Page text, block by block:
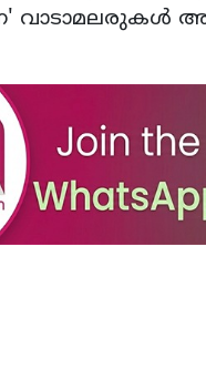
വാടാമലരുകള്‍